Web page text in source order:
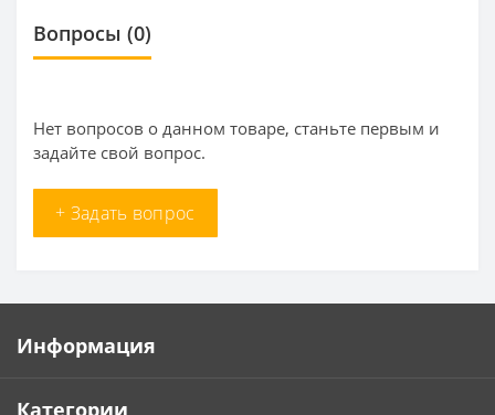
Вопросы (0)
Нет вопросов о данном товаре, станьте первым и
задайте свой вопрос.
+ Задать вопрос
Информация